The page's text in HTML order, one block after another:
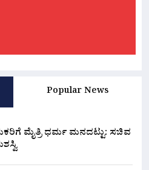
Popular News
ಮೈತ್ರಿ ಧರ್ಮ ಮನದಟ್ಟು: ಸಚಿವ